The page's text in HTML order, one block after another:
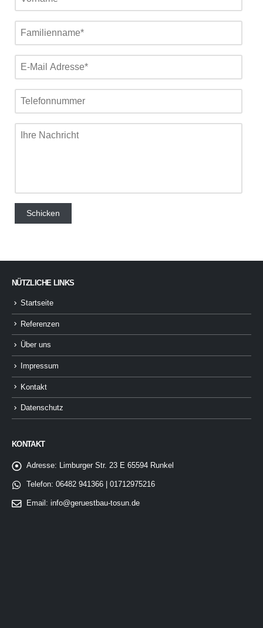
NÜTZLICHE LINKS
Startseite
Referenzen
Über uns
Impressum
Kontakt
Datenschutz
KONTAKT
Adresse: Limburger Str. 23 E 65594 Runkel
Telefon: 06482 941366 | 01712975216
Email: info@geruestbau-tosun.de